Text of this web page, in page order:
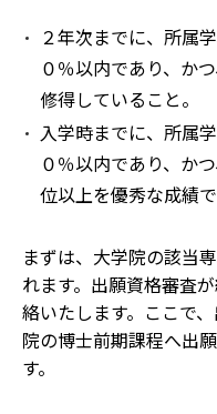
２年次までに、所属
０％以内であり、か
修得していること。
入学時までに、所属
０％以内であり、か
位以上を優秀な成績
まずは、大学院の該当
れます。出願資格審査
絡いたします。ここで
院の博士前期課程へ出
す。